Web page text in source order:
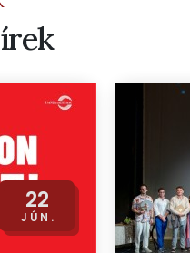
22
JÚN.